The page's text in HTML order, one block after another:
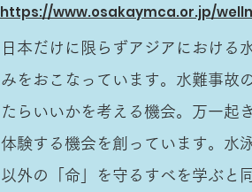
https://www.osakaymca.or.jp/
日本だけに限らずアジアにおける
みをおこなっています。水難事故
たらいいかを考える機会。万一起
体験する機会を創っています。水
以外の「命」を守るすべを学ぶと